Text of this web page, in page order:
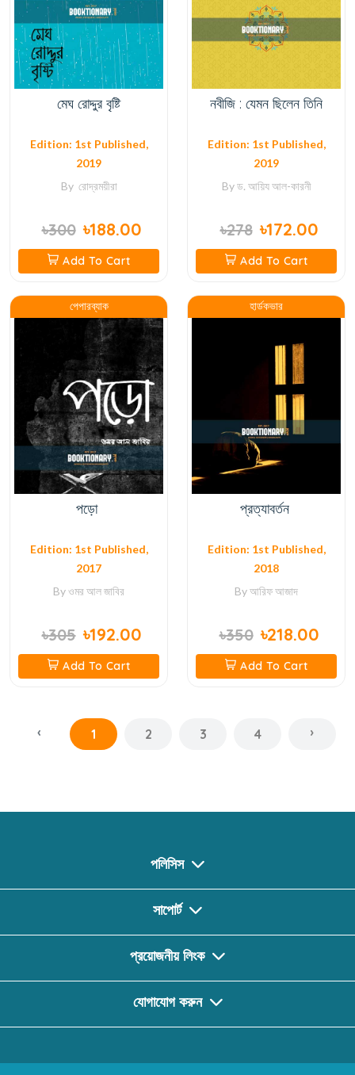
মেঘ রোদ্দুর বৃষ্টি
Edition: 1st Published,
2019
By রোদ্রময়ীরা
৳300 ৳188.00
Add To Cart
নবীজি : যেমন ছিলেন তিনি
Edition: 1st Published,
2019
Byড. আয়িয আল-কারনী
৳278 ৳172.00
Add To Cart
পেপারব্যাক
পড়ো
Edition: 1st Published,
2017
Byওমর আল জাবির
৳305 ৳192.00
Add To Cart
হার্ডকভার
প্রত্যাবর্তন
Edition: 1st Published,
2018
Byআরিফ আজাদ
৳350 ৳218.00
Add To Cart
‹ 1 2 3 4 ›
পলিসিস
সাপোর্ট
প্রয়োজনীয় লিংক
যোগাযোগ করুন